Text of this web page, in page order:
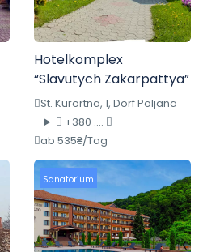
Hotelkomplex
“Slavutych Zakarpattya”
St. Kurortna, 1, Dorf Poljana
+380 ....
ab 535₴/Tag
Sanatorium